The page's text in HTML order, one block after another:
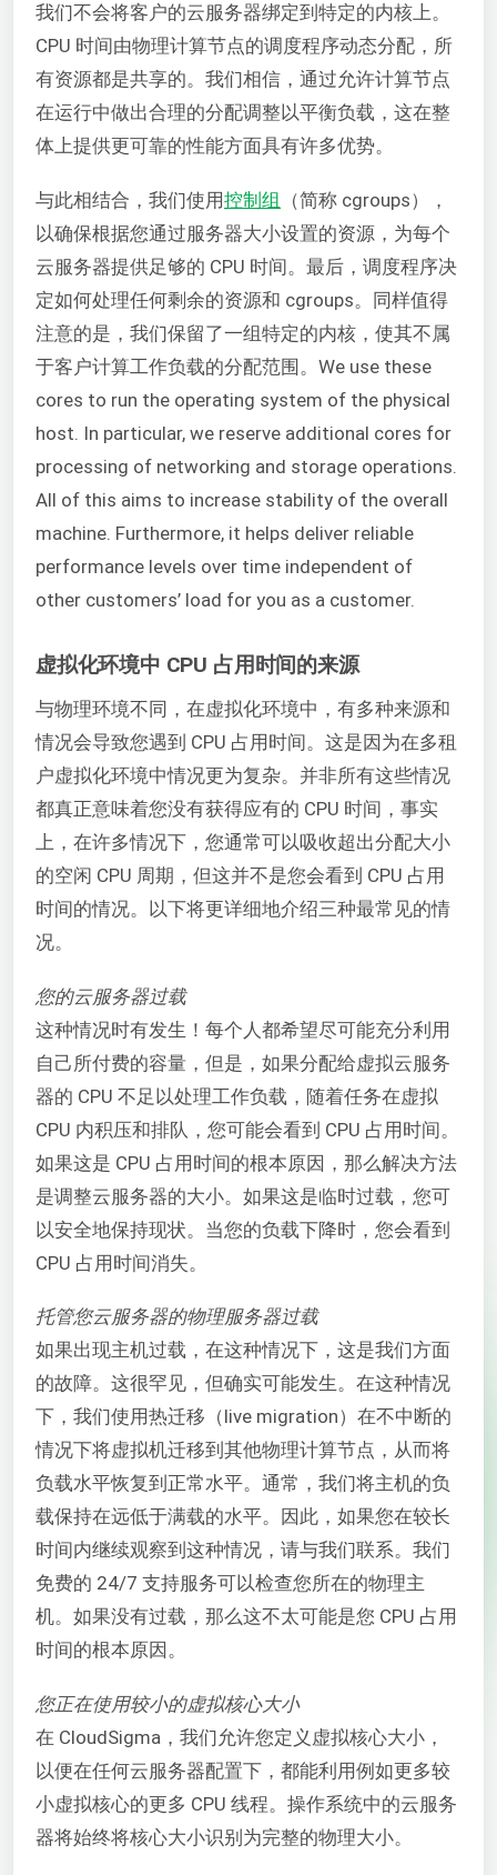
我们不会将客户的云服务器绑定到特定的内核上。
CPU 时间由物理计算节点的调度程序动态分配，所
有资源都是共享的。我们相信，通过允许计算节点
在运行中做出合理的分配调整以平衡负载，这在整
体上提供更可靠的性能方面具有许多优势。
与此相结合，我们使用控制组 （简称 cgroups），
以确保根据您通过服务器大小设置的资源，为每个
云服务器提供足够的 CPU 时间。最后，调度程序决
定如何处理任何剩余的资源和 cgroups。同样值得
注意的是，我们保留了一组特定的内核，使其不属
于客户计算工作负载的分配范围。We use these
cores to run the operating system of the physical
host. In particular, we reserve additional cores for
processing of networking and storage operations.
All of this aims to increase stability of the overall
machine. Furthermore, it helps deliver reliable
performance levels over time independent of
other customers’ load for you as a customer.
虚拟化环境中 CPU 占用时间的来源
与物理环境不同，在虚拟化环境中，有多种来源和
情况会导致您遇到 CPU 占用时间。这是因为在多租
户虚拟化环境中情况更为复杂。并非所有这些情况
都真正意味着您没有获得应有的 CPU 时间，事实
上，在许多情况下，您通常可以吸收超出分配大小
的空闲 CPU 周期，但这并不是您会看到 CPU 占用
时间的情况。以下将更详细地介绍三种最常见的情
况。
您的云服务器过载
这种情况时有发生！每个人都希望尽可能充分利用
自己所付费的容量，但是，如果分配给虚拟云服务
器的 CPU 不足以处理工作负载，随着任务在虚拟
CPU 内积压和排队，您可能会看到 CPU 占用时间。
如果这是 CPU 占用时间的根本原因，那么解决方法
是调整云服务器的大小。如果这是临时过载，您可
以安全地保持现状。当您的负载下降时，您会看到
CPU 占用时间消失。
托管您云服务器的物理服务器过载
如果出现主机过载，在这种情况下，这是我们方面
的故障。这很罕见，但确实可能发生。在这种情况
下，我们使用热迁移（live migration）在不中断的
情况下将虚拟机迁移到其他物理计算节点，从而将
负载水平恢复到正常水平。通常，我们将主机的负
载保持在远低于满载的水平。因此，如果您在较长
时间内继续观察到这种情况，请与我们联系。我们
免费的 24/7 支持服务可以检查您所在的物理主
机。如果没有过载，那么这不太可能是您 CPU 占用
时间的根本原因。
您正在使用较小的虚拟核心大小
在 CloudSigma，我们允许您定义虚拟核心大小，
以便在任何云服务器配置下，都能利用例如更多较
小虚拟核心的更多 CPU 线程。操作系统中的云服务
器将始终将核心大小识别为完整的物理大小。